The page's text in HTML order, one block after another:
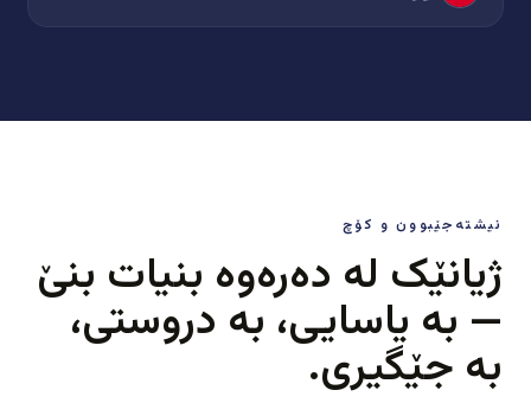
نیشتەجێبوون و کۆچ
ژیانێک لە دەرەوە بنیات بنێ
— بە یاسایی، بە دروستی،
بە جێگیری.